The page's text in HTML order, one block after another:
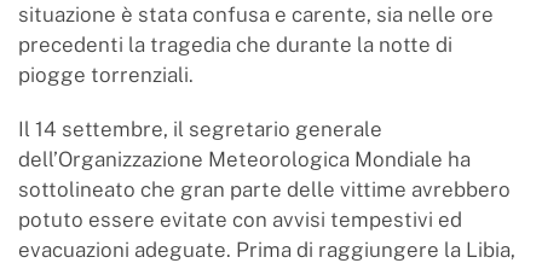
situazione è stata confusa e carente, sia nelle ore
precedenti la tragedia che durante la notte di
piogge torrenziali.
Il 14 settembre, il segretario generale
dell’Organizzazione Meteorologica Mondiale ha
sottolineato che gran parte delle vittime avrebbero
potuto essere evitate con avvisi tempestivi ed
evacuazioni adeguate. Prima di raggiungere la Libia,